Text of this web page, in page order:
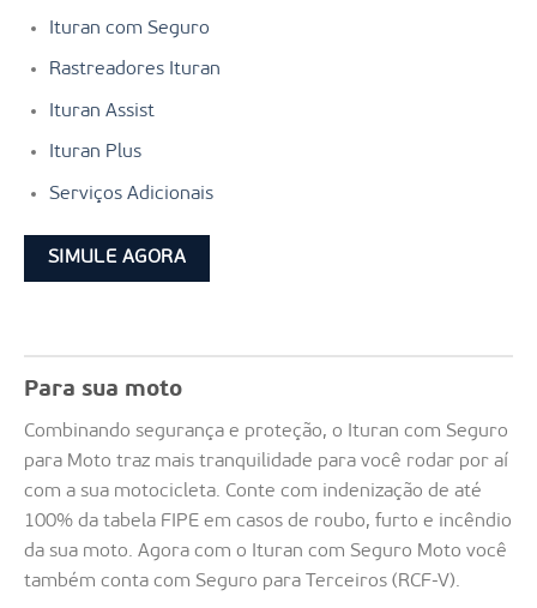
Ituran com Seguro
Rastreadores Ituran
Ituran Assist
Ituran Plus
Serviços Adicionais
SIMULE AGORA
Para sua moto
Combinando segurança e proteção, o Ituran com Seguro
para Moto traz mais tranquilidade para você rodar por aí
com a sua motocicleta. Conte com indenização de até
100% da tabela FIPE em casos de roubo, furto e incêndio
da sua moto. Agora com o Ituran com Seguro Moto você
também conta com Seguro para Terceiros (RCF-V).